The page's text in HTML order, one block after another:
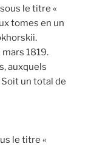
le titre «
tomes en un
1819.
auxquels
un total de
le titre «